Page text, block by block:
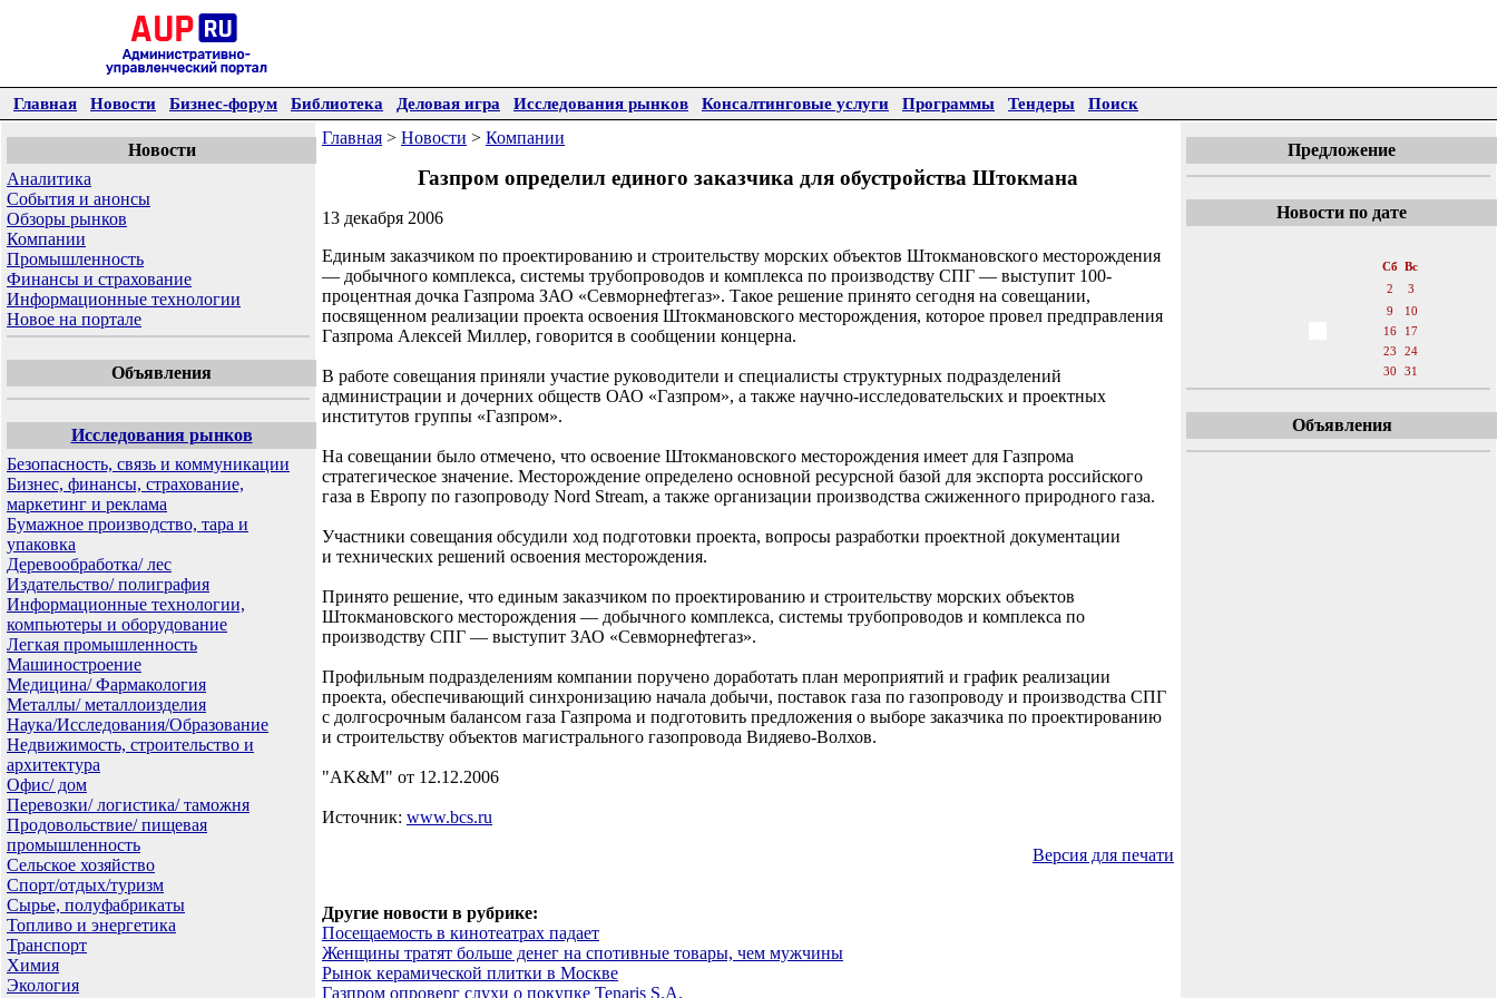
Главная Новости Бизнес-форум Библиотека Деловая игра Исследования рынков Консалтинговые услуги Программы Тендеры Поиск
Новости
Аналитика
События и анонсы
Обзоры рынков
Компании
Промышленность
Финансы и страхование
Информационные технологии
Новое на портале
Объявления
Исследования рынков
Безопасность, связь и коммуникации
Бизнес, финансы, страхование,
маркетинг и реклама
Бумажное производство, тара и
упаковка
Деревообработка/ лес
Издательство/ полиграфия
Информационные технологии,
компьютеры и оборудование
Легкая промышленность
Машиностроение
Медицина/ Фармакология
Металлы/ металлоизделия
Наука/Исследования/Образование
Недвижимость, строительство и
архитектура
Офис/ дом
Перевозки/ логистика/ таможня
Продовольствие/ пищевая
промышленность
Сельское хозяйство
Спорт/отдых/туризм
Сырье, полуфабрикаты
Топливо и энергетика
Транспорт
Химия
Экология
Главная > Новости > Компании
Газпром определил единого заказчика для обустройства Штокмана
13 декабря 2006
Единым заказчиком по проектированию и строительству морских объектов Штокмановского месторождения
— добычного комплекса, системы трубопроводов и комплекса по производству СПГ — выступит 100-
процентная дочка Газпрома ЗАО «Севморнефтегаз». Такое решение принято сегодня на совещании,
посвященном реализации проекта освоения Штокмановского месторождения, которое провел предправления
Газпрома Алексей Миллер, говорится в сообщении концерна.
В работе совещания приняли участие руководители и специалисты структурных подразделений
администрации и дочерних обществ ОАО «Газпром», а также научно-исследовательских и проектных
институтов группы «Газпром».
На совещании было отмечено, что освоение Штокмановского месторождения имеет для Газпрома
стратегическое значение. Месторождение определено основной ресурсной базой для экспорта российского
газа в Европу по газопроводу Nord Stream, а также организации производства сжиженного природного газа.
Участники совещания обсудили ход подготовки проекта, вопросы разработки проектной документации
и технических решений освоения месторождения.
Принято решение, что единым заказчиком по проектированию и строительству морских объектов
Штокмановского месторождения — добычного комплекса, системы трубопроводов и комплекса по
производству СПГ — выступит ЗАО «Севморнефтегаз».
Профильным подразделениям компании поручено доработать план мероприятий и график реализации
проекта, обеспечивающий синхронизацию начала добычи, поставок газа по газопроводу и производства СПГ
с долгосрочным балансом газа Газпрома и подготовить предложения о выборе заказчика по проектированию
и строительству объектов магистрального газопровода Видяево-Волхов.
"AK&M" от 12.12.2006
Источник: www.bcs.ru
Версия для печати
Другие новости в рубрике:
Посещаемость в кинотеатрах падает
Женщины тратят больше денег на спотивные товары, чем мужчины
Рынок керамической плитки в Москве
Газпром опроверг слухи о покупке Tenaris S.A.
Предложение
Новости по дате
Сб Вс
2
3
9
10
16
17
23
24
30 31
Объявления